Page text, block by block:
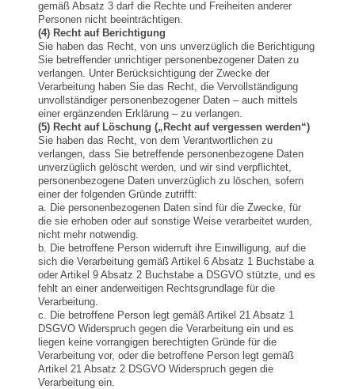
gemäß Absatz 3 darf die Rechte und Freiheiten anderer
Personen nicht beeinträchtigen.
(4) Recht auf Berichtigung
Sie haben das Recht, von uns unverzüglich die Berichtigung
Sie betreffender unrichtiger personenbezogener Daten zu
verlangen. Unter Berücksichtigung der Zwecke der
Verarbeitung haben Sie das Recht, die Vervollständigung
unvollständiger personenbezogener Daten – auch mittels
einer ergänzenden Erklärung – zu verlangen.
(5) Recht auf Löschung („Recht auf vergessen werden“)
Sie haben das Recht, von dem Verantwortlichen zu
verlangen, dass Sie betreffende personenbezogene Daten
unverzüglich gelöscht werden, und wir sind verpflichtet,
personenbezogene Daten unverzüglich zu löschen, sofern
einer der folgenden Gründe zutrifft:
a. Die personenbezogenen Daten sind für die Zwecke, für
die sie erhoben oder auf sonstige Weise verarbeitet wurden,
nicht mehr notwendig.
b. Die betroffene Person widerruft ihre Einwilligung, auf die
sich die Verarbeitung gemäß Artikel 6 Absatz 1 Buchstabe a
oder Artikel 9 Absatz 2 Buchstabe a DSGVO stützte, und es
fehlt an einer anderweitigen Rechtsgrundlage für die
Verarbeitung.
c. Die betroffene Person legt gemäß Artikel 21 Absatz 1
DSGVO Widerspruch gegen die Verarbeitung ein und es
liegen keine vorrangigen berechtigten Gründe für die
Verarbeitung vor, oder die betroffene Person legt gemäß
Artikel 21 Absatz 2 DSGVO Widerspruch gegen die
Verarbeitung ein.